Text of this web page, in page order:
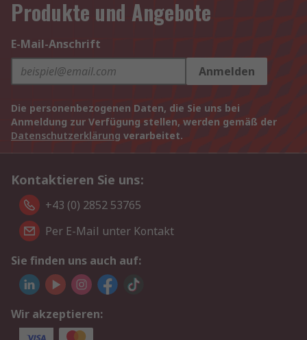
Produkte und Angebote
E-Mail-Anschrift
Anmelden
Die personenbezogenen Daten, die Sie uns bei
Anmeldung zur Verfügung stellen, werden gemäß der
Datenschutzerklärung verarbeitet.
Kontaktieren Sie uns:
+43 (0) 2852 53765
Per E-Mail unter Kontakt
Sie finden uns auch auf:
Wir akzeptieren: